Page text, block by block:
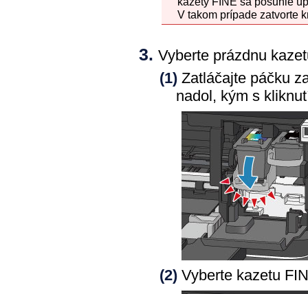
V takom prípade zatvorte
Vyberte prázdnu
(1) Zatláčajte páčku
nadol, kým s
(2) Vyberte kazetu